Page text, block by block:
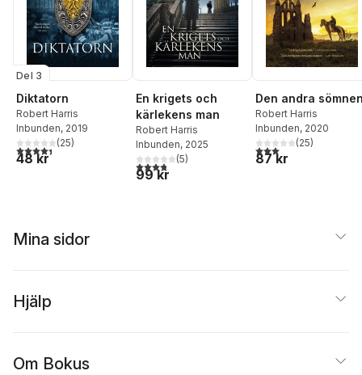
Del 3
Diktatorn
Robert Harris
Inbunden, 2019
4,4utav 5 stjärnor. Totalt antal röster:
(25)
48 kr
En krigets och
kärlekens man
Robert Harris
Inbunden, 2025
3,8utav 5 stjärnor. Totalt antal röster:
(5)
99 kr
Den andra
Robert Harris
Inbunden, 2020
3,0utav 5 stjärnor.
(25)
87 kr
Mina sidor
Hjälp
Om Bokus